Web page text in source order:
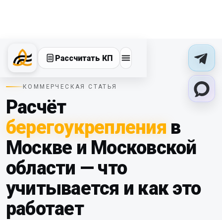
Рассчитать КП
КОММЕРЧЕСКАЯ СТАТЬЯ
Расчёт
берегоукрепления в
Москве и Московской
области — что
учитывается и как это
работает